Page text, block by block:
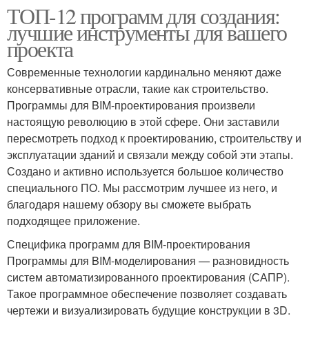
ТОП-12 программ для создания:
лучшие инструменты для вашего
проекта
Современные технологии кардинально меняют даже
консервативные отрасли, такие как строительство.
Программы для BIM-проектирования произвели
настоящую революцию в этой сфере. Они заставили
пересмотреть подход к проектированию, строительству и
эксплуатации зданий и связали между собой эти этапы.
Создано и активно используется большое количество
специального ПО. Мы рассмотрим лучшее из него, и
благодаря нашему обзору вы сможете выбрать
подходящее приложение.
Специфика программ для BIM-проектирования
Программы для BIM-моделирования — разновидность
систем автоматизированного проектирования (САПР).
Такое программное обеспечение позволяет создавать
чертежи и визуализировать будущие конструкции в 3D.